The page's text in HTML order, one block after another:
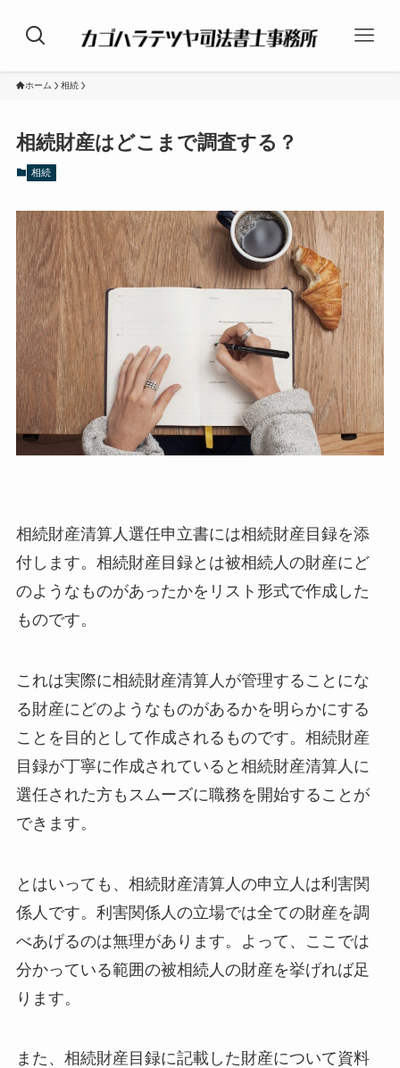
ホーム 相続
相続財産はどこまで調査する？
相続
相続財産清算人選任申立書には相続財産目録を添
付します。相続財産目録とは被相続人の財産にど
のようなものがあったかをリスト形式で作成した
ものです。
これは実際に相続財産清算人が管理することにな
る財産にどのようなものがあるかを明らかにする
ことを目的として作成されるものです。相続財産
目録が丁寧に作成されていると相続財産清算人に
選任された方もスムーズに職務を開始することが
できます。
とはいっても、相続財産清算人の申立人は利害関
係人です。利害関係人の立場では全ての財産を調
べあげるのは無理があります。よって、ここでは
分かっている範囲の被相続人の財産を挙げれば足
ります。
また、相続財産目録に記載した財産について資料